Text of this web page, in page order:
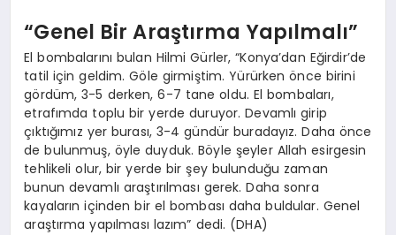
“Genel Bir Araştırma Yapılmalı”
El bombalarını bulan Hilmi Gürler, “Konya’dan Eğirdir’de
tatil için geldim. Göle girmiştim. Yürürken önce birini
gördüm, 3-5 derken, 6-7 tane oldu. El bombaları,
etrafımda toplu bir yerde duruyor. Devamlı girip
çıktığımız yer burası, 3-4 gündür buradayız. Daha önce
de bulunmuş, öyle duyduk. Böyle şeyler Allah esirgesin
tehlikeli olur, bir yerde bir şey bulunduğu zaman
bunun devamlı araştırılması gerek. Daha sonra
kayaların içinden bir el bombası daha buldular. Genel
araştırma yapılması lazım” dedi. (DHA)